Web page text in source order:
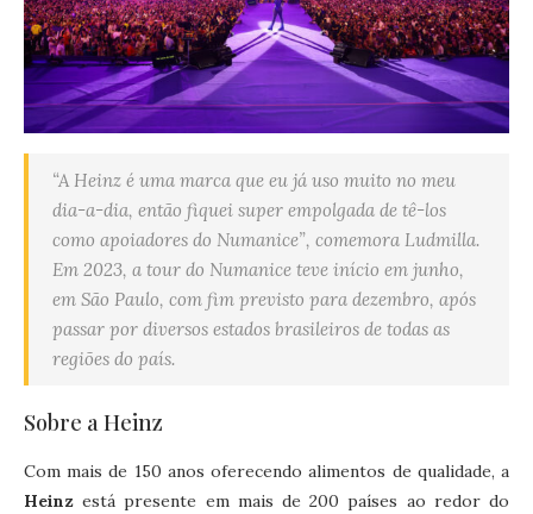
“A Heinz é uma marca que eu já uso muito no meu
dia-a-dia, então fiquei super empolgada de tê-los
como apoiadores do Numanice”, comemora Ludmilla.
Em 2023, a tour do Numanice teve início em junho,
em São Paulo, com fim previsto para dezembro, após
passar por diversos estados brasileiros de todas as
regiões do país.
Sobre a Heinz
Com mais de 150 anos oferecendo alimentos de qualidade, a
Heinz está presente em mais de 200 países ao redor do